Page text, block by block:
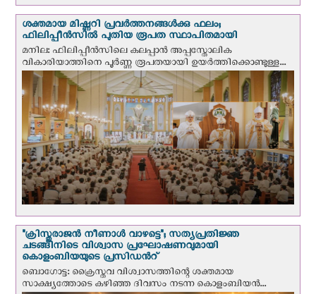
ശക്തമായ മിഷ്ണറി പ്രവർത്തനങ്ങൾക്കു ഫലം;
ഫിലിപ്പീൻസിൽ പുതിയ രൂപത സ്ഥാപിതമായി
മനില: ഫിലിപ്പീൻസിലെ കലപ്പാൻ അപ്പസ്തോലിക
വികാരിയാത്തിനെ പൂർണ്ണ രൂപതയായി ഉയർത്തിക്കൊണ്ടുള്ള...
"ക്രിസ്തുരാജന്‍ നീണാള്‍ വാഴട്ടെ"; സത്യപ്രതിജ്ഞ
ചടങ്ങിനിടെ വിശ്വാസ പ്രഘോഷണവുമായി
കൊളംബിയയുടെ പ്രസിഡന്‍റ്
ബൊഗോട്ട: ക്രൈസ്തവ വിശ്വാസത്തിന്റെ ശക്തമായ
സാക്ഷ്യത്തോടെ കഴിഞ്ഞ ദിവസം നടന്ന കൊളംബിയന്‍...